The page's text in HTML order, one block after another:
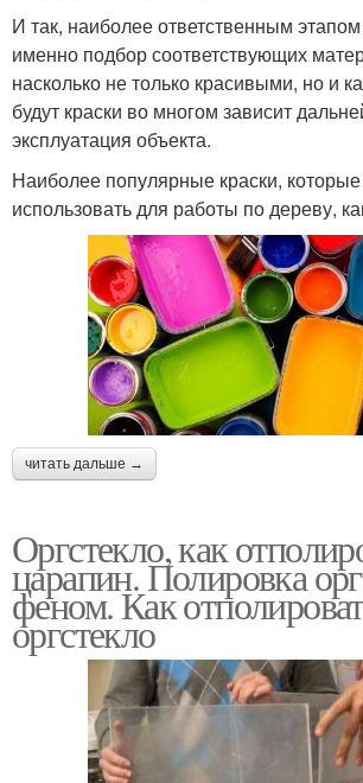
И так, наиболее ответственным
именно подбор соответствующих
насколько не только красивыми, но и
будут краски во многом зависит
эксплуатация объекта.
Наиболее популярные краски,
использовать для работы по дереву,
читать дальше →
Оргстекло, как
царапин. Полировка
феном. Как
оргстекло